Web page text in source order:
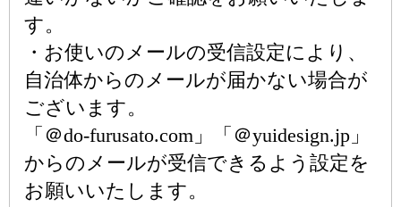
す。
・お使いのメールの受信設定により、
自治体からのメールが届かない場合が
ございます。
「＠do-furusato.com」「＠yuidesign.jp」
からのメールが受信できるよう設定を
お願いいたします。